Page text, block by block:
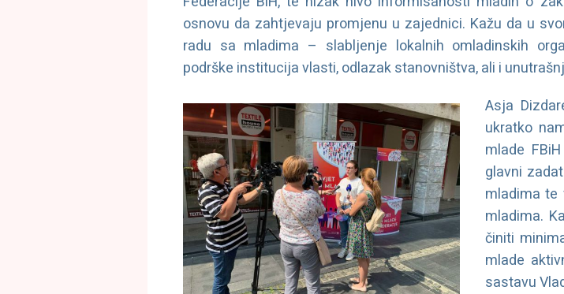
osnovu da zahtjevaju promjenu u zajednici. Kažu da u
radu sa mladima – slabljenje lokalnih omladinskih
podrške institucija vlasti, odlazak stanovništva, ali i
Asja
ukratko
mlade
glavni
mladima te
mladima.
činiti
mlade
sastavu